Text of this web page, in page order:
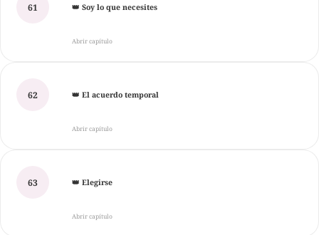
61 👑 Soy lo que necesites
Abrir capítulo
62 👑 El acuerdo temporal
Abrir capítulo
63 👑 Elegirse
Abrir capítulo